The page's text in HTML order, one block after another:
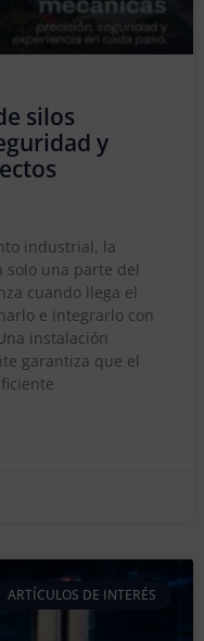
silos
y
industrial, la
una parte del
cuando llega el
e integrarlo con
instalación
garantiza que el
ARTÍCULOS DE INTERÉS